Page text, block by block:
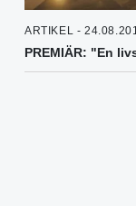
ARTIKEL -
PREMIÄR: "En